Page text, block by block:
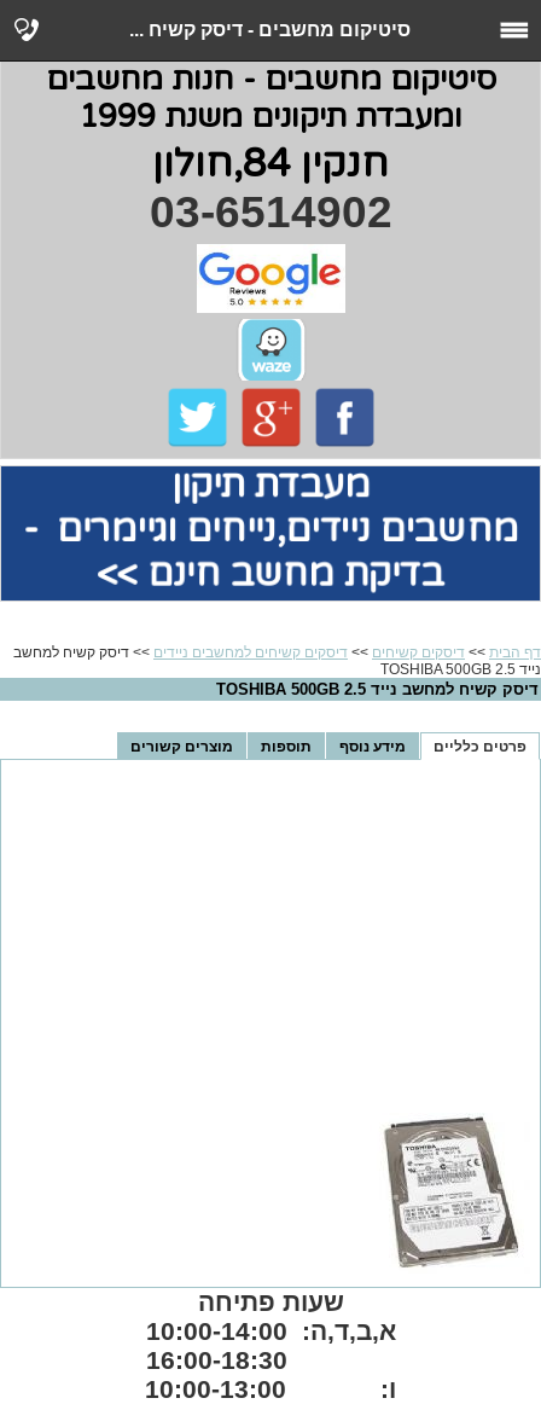
סיטיקום מחשבים - דיסק קשיח ...
סיטיקום מחשבים - חנות מחשבים
ומעבדת תיקונים משנת 1999
חנקין 84,חולון
03-6514902
מעבדת תיקון
מחשביםניידים,נייחים וגיימרים -
בדיקת מחשב חינם >>
דף הבית >> דיסקים קשיחים >> דיסקים קשיחים למחשבים ניידים >> דיסק קשיח למחשב
נייד 2.5 TOSHIBA 500GB
דיסק קשיח למחשב נייד 2.5 TOSHIBA 500GB
פרטים כלליים מידע נוסף תוספות מוצרים קשורים
שעות פתיחה
א,ב,ד,ה: 10:00-14:00
ו: 10:00-13:00